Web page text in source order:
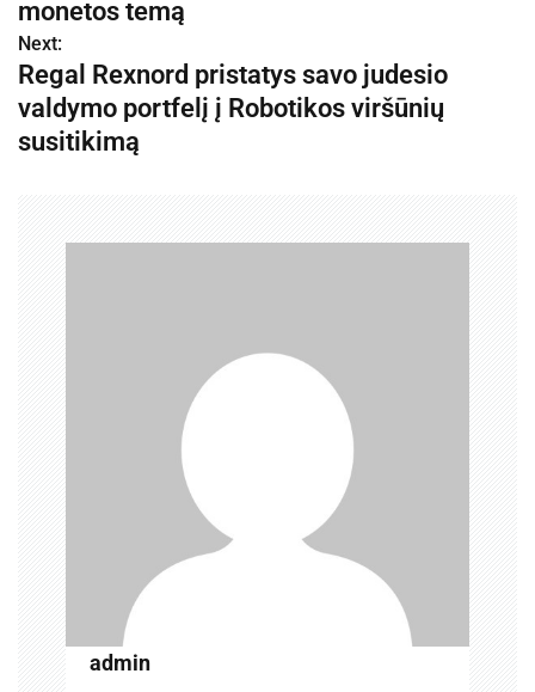
v
i
g
a
monetos temą
Next:
Regal Rexnord pristatys savo judesio
valdymo portfelį į Robotikos viršūnių
susitikimą
admin